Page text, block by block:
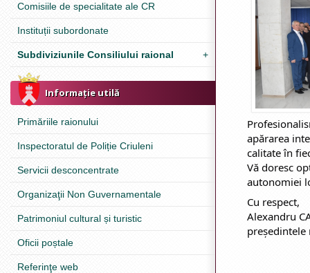
Comisiile de specialitate ale CR
Instituții subordonate
Subdiviziunile Consiliului raional +
Informație utilă
Primăriile raionului
Inspectoratul de Poliție Criuleni
Servicii desconcentrate
Organizaţii Non Guvernamentale
Patrimoniul cultural și turistic
Oficii poștale
Referinţe web
apărarea
calitate în
Vă doresc
autonomiei
Cu respect,
Alexandru